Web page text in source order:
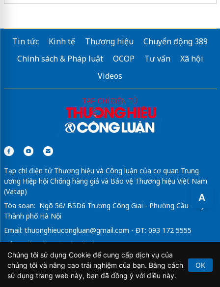
A
Tin tức Kinh tế Thương hiệu
Chuyển động 389
Chính sách & Pháp luật
OCOP Tư vấn
Xã hội
Videos
Tạp chí điện tử Thương hiệu và Công luận của cơ quan Trung
ương Hiệp hội Chống hàng giả và Bảo vệ Thương hiệu Việt Nam
(Vatap)
Tòa soạn: Ngõ 56/ B5D6 Trương Công Giai - Phường Cầu Giấy -
Thành phố Hà Nội
Email: thuonghieucongluan@gmail.com - ĐT: 093 172 5555
Tổng Biên Tập: Vũ Đức Thuận
Giấy phép hoạt động báo chí điện tử số 64/GP-BTTTT do Bộ
Thông tin và Truyền thông cấp ngày 21/2/2020.
Chúng tôi sử dụng Cookie để cung cấp dịch vụ của
chúng tôi và nâng cao trải nghiệm của bạn. Bằng cách
sử dụng trang web này, bạn đã đồng ý với điều này.
OK